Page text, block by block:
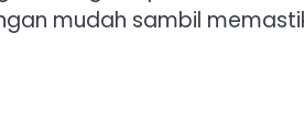
mudah sambil